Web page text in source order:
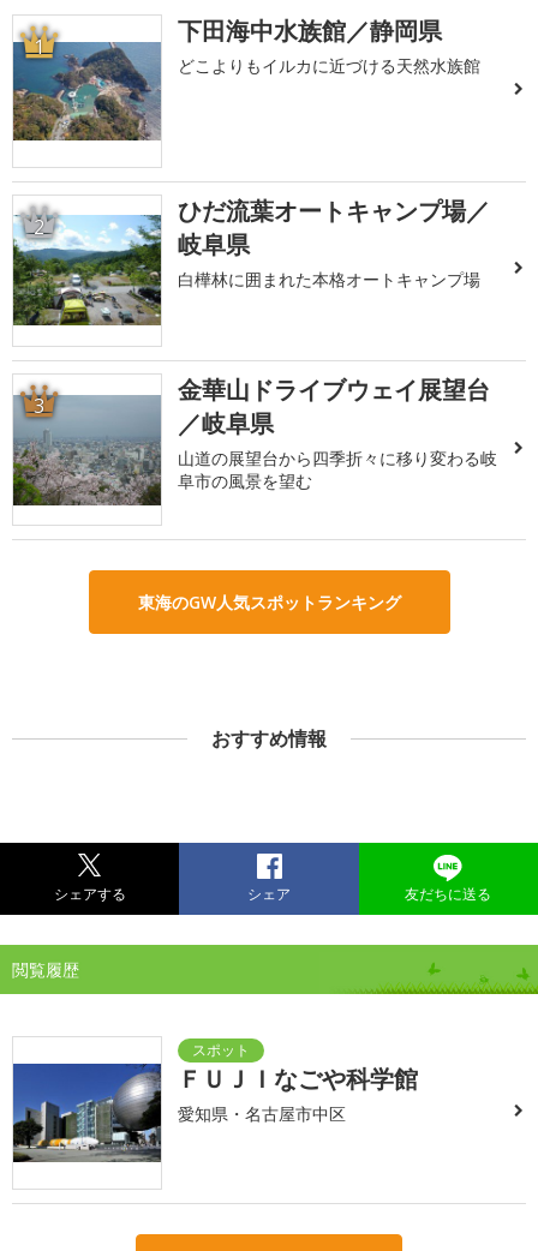
1 下田海中水族館／静岡県
どこよりもイルカに近づける天然水族館
2
ひだ流葉オートキャンプ場／
岐阜県
白樺林に囲まれた本格オートキャンプ場
3
金華山ドライブウェイ展望台
／岐阜県
山道の展望台から四季折々に移り変わる岐
阜市の風景を望む
東海のGW人気スポットランキング
おすすめ情報
シェアする シェア 友だちに送る
閲覧履歴
ＦＵＪＩなごや科学館
愛知県・名古屋市中区